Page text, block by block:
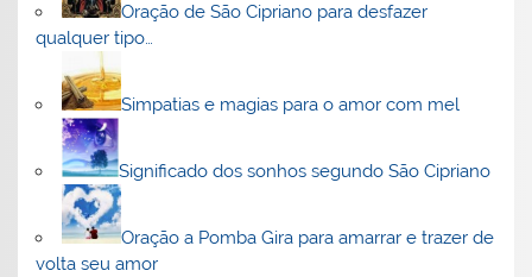
Oração de São Cipriano para desfazer
qualquer tipo…
Simpatias e magias para o amor com mel
Significado dos sonhos segundo São Cipriano
Oração a Pomba Gira para amarrar e trazer de
volta seu amor